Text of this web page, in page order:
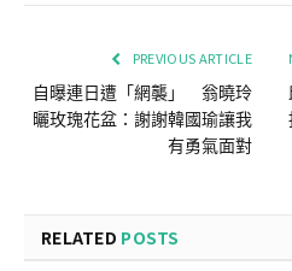
PREVIOUS ARTICLE
自曝連日遭「網襲」 翁曉玲
曬玫瑰花盆：謝謝韓國瑜讓我
有勇氣面對
RELATED POSTS